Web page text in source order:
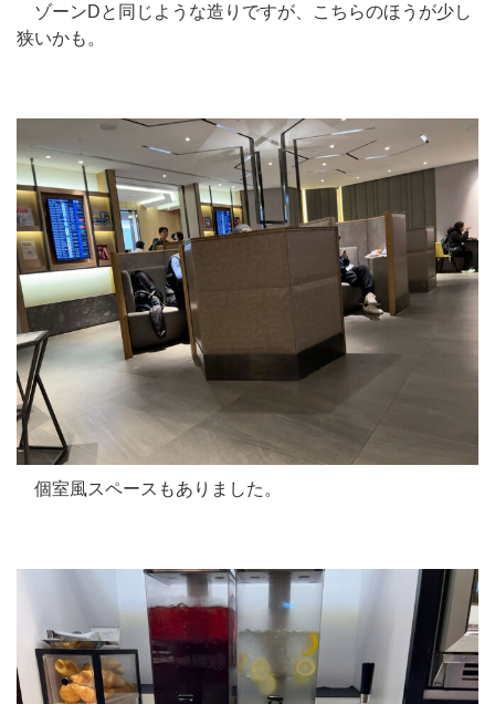
ゾーンDと同じような造りですが、こちらのほうが少し
狭いかも。
個室風スペースもありました。